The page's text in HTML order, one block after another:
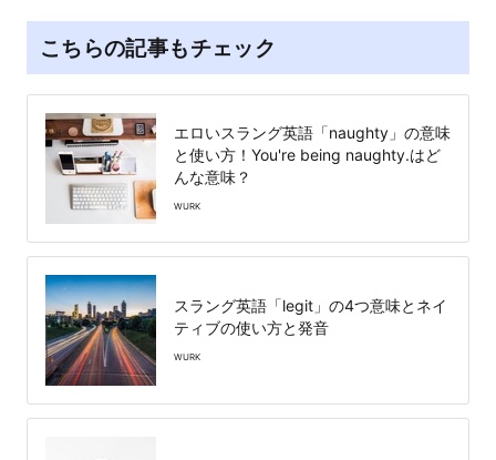
こちらの記事もチェック
エロいスラング英語「naughty」の意味
と使い方！You're being naughty.はど
んな意味？
WURK
スラング英語「legit」の4つ意味とネイ
ティブの使い方と発音
WURK